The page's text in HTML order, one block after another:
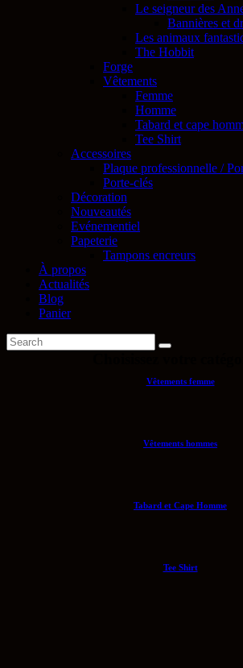
Le seigneur des
Bannières et
Les animaux
The Hobbit
Forge
Vêtements
Femme
Homme
Tabard et cape
Tee Shirt
Accessoires
Plaque professionnelle /
Porte-clés
Décoration
Nouveautés
Evénementiel
Papeterie
Tampons encreurs
À propos
Actualités
Blog
Panier
Vêtements femme
Vêtements hommes
Tabard et Cape Homme
Tee Shirt